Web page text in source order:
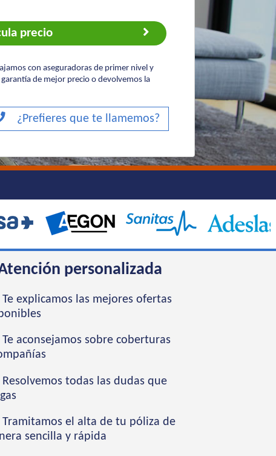
precio
con aseguradoras de primer nivel y
de mejor precio o devolvemos la
¿Prefieres que te llamemos?
personalizada
Te explicamos las mejores ofertas
Te aconsejamos sobre coberturas
Resolvemos todas las dudas que
Tramitamos el alta de tu póliza de
sencilla y rápida